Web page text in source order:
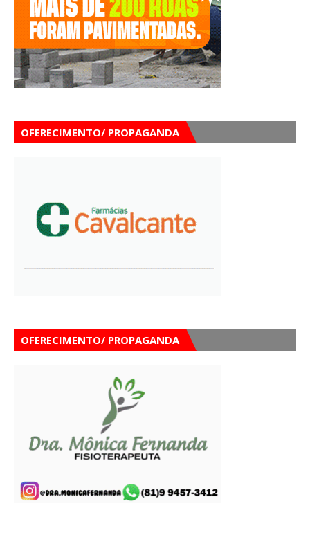
OFERECIMENTO/ PROPAGANDA
OFERECIMENTO/ PROPAGANDA